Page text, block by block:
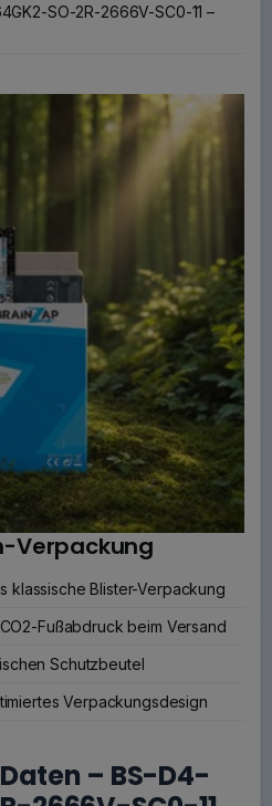
SO-2R-2666V-SC0-11 –
Verpackung
klassische Blister-Verpackung
Fußabdruck beim Versand
Schutzbeutel
Verpackungsdesign
– BS-D4-